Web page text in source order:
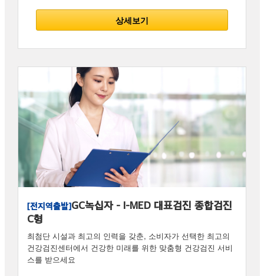
상세보기
[전지역출발]GC녹십자 - I-MED 대표검진 종합검진
C형
최첨단 시설과 최고의 인력을 갖춘, 소비자가 선택한 최고의
건강검진센터에서 건강한 미래를 위한 맞춤형 건강검진 서비
스를 받으세요